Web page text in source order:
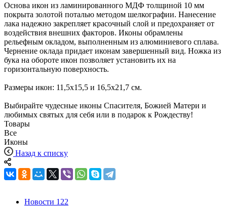
Основа икон из ламинированного МДФ толщиной 10 мм
покрыта золотой поталью методом шелкографии. Нанесение
лака надежно закрепляет красочный слой и предохраняет от
воздействия внешних факторов. Иконы обрамлены
рельефным окладом, выполненным из алюминиевого сплава.
Чернение оклада придает иконам завершенный вид. Ножка из
бука на обороте икон позволяет установить их на
горизонтальную поверхность.
Размеры икон: 11,5х15,5 и 16,5х21,7 см.
Выбирайте чудесные иконы Спасителя, Божией Матери и
любимых святых для себя или в подарок к Рождеству!
Товары
Все
Иконы
Назад к списку
Новости 122